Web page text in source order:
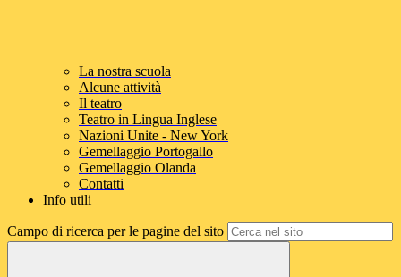
La nostra scuola
Alcune attività
Il teatro
Teatro in Lingua Inglese
Nazioni Unite - New York
Gemellaggio Portogallo
Gemellaggio Olanda
Contatti
Info utili
Campo di ricerca per le pagine del sito